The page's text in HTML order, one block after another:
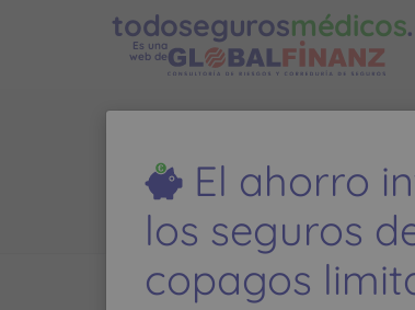
todosegurosmédicos
Es una
web de
El ahorro
los seguros
copagos